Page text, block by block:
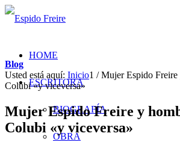
HOME
ESCRITORA
BIOGRAFÍA
OBRA
Blog
Usted está aquí: Inicio1 / Mujer Espido Freire
Colubi «y viceversa»
Mujer Espido Freire y
Colubi «y viceversa»